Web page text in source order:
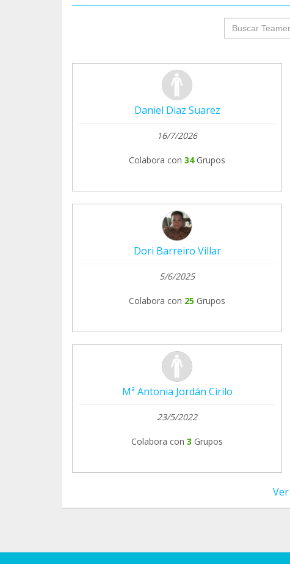
Daniel Diaz Suarez
16/7/2026
Colabora con 34 Grupos
Dori Barreiro Villar
5/6/2025
Colabora con 25 Grupos
Mª Antonia Jordán Cirilo
23/5/2022
Colabora con 3 Grupos